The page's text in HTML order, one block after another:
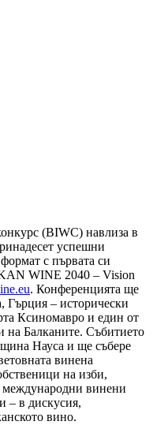
(BIWC) навлиза в
успешни
с първата си
WINE 2040 – Vision
. Конференцията ще
Гърция – исторически
Ксиномавро и един от
на Балканите. Събитието
Науса и ще събере
винена
на изби,
международни винени
– в дискусия,
вино.